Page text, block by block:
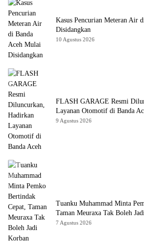
Kasus Pencurian Meteran Air
Disidangkan
10 Agustus 2026
FLASH GARAGE Resmi
Layanan Otomotif di Banda
9 Agustus 2026
Tuanku Muhammad Minta
Taman Meuraxa Tak Boleh
Berulang
7 Agustus 2026